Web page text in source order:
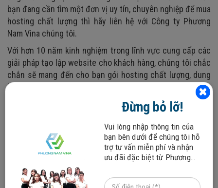
bạn đang cần tìm một đơn vị uy tín, chuyên nghiệp để mua
hosting chất lượng thì hãy liên hệ với Công ty Phương
Nam Vina chúng tôi.
Với hơn 10 năm kinh nghiệm trong lĩnh vực cung cấp các
giải pháp tạo lập website cho khách hàng, chúng tôi chắc
chắn sẽ mang đến cho bạn gói hosting chất lượng, dung
lượng lớn, tốc độ xử lý nhanh, lưu trữ được nhiều dữ liệu
với mức giá phù hợp. Liên hệ ngay với đội ngũ nhân viên
hỗ trợ của Phương Nam Vina hoặc gọi số
0915101017để được tư vấn thông
tin chi tiết.Tham khảo chi tiếtbảng giá dịch vụ hosting
của Công ty Phương Nam Vina cung cấp.Xin cảm ơn!
Chi phí duy trì website hàng năm bao nhiêu tiền?
Đừng bỏ lỡ!
Vui lòng nhập thông tin của
bạn bên dưới để chúng tôi hỗ
trợ tư vấn miễn phí và nhận
ưu đãi đặc biệt từ Phương